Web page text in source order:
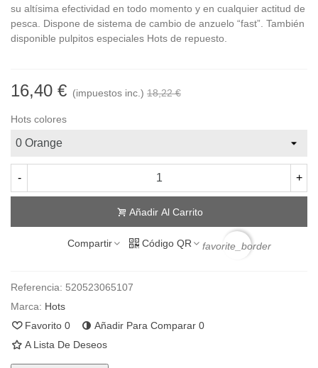
su altísima efectividad en todo momento y en cualquier actitud de
pesca. Dispone de sistema de cambio de anzuelo “fast”. También
disponible pulpitos especiales Hots de repuesto.
16,40 € (impuestos inc.) 18,22 €
Hots colores
- +
Añadir Al Carrito
Compartir Código QR favorite_border
Referencia: 520523065107
Marca: Hots
Favorito 0 Añadir Para Comparar 0
A Lista De Deseos